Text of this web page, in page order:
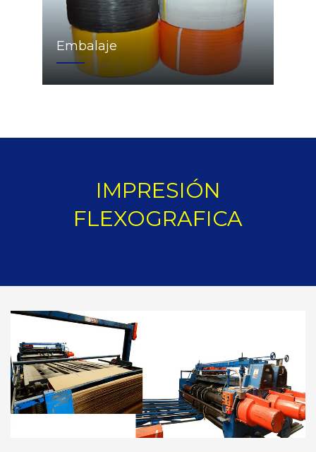
Embalaje
IMPRESIÓN
FLEXOGRAFICA